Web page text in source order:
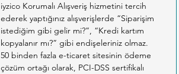
iyzico Korumalı Alışveriş hizmetini tercih
ederek yaptığınız alışverişlerde “Siparişim
istediğim gibi gelir mi?”, “Kredi kartım
kopyalanır mı?” gibi endişeleriniz olmaz.
50 binden fazla e-ticaret sitesinin ödeme
çözüm ortağı olarak, PCI-DSS sertifikalı